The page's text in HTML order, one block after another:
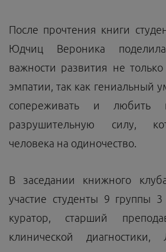
После прочтения книги
Юдчиц Вероника
важности развития не
эмпатии, так как гениальный
сопереживать и любить
разрушительную силу,
человека на одиночество.
В заседании книжного
участие студенты 9 группы
куратор, старший
клинической диагностики,